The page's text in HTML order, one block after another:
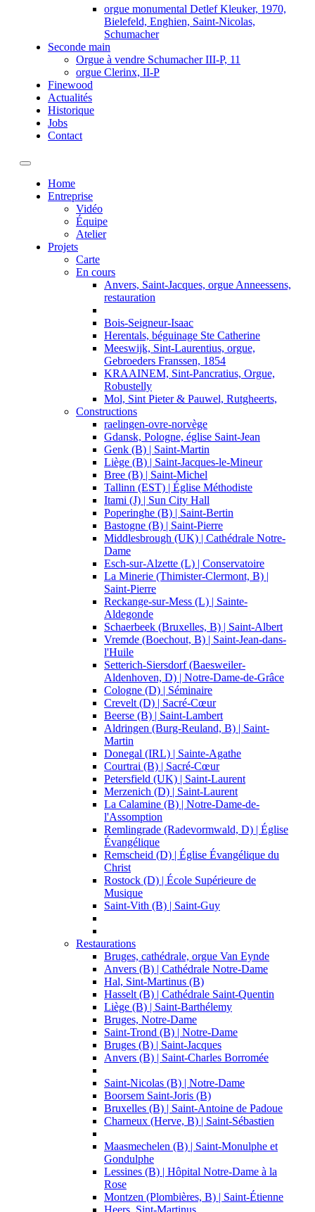
orgue monumental Detlef Kleuker, 1970,
Bielefeld, Enghien, Saint-Nicolas,
Schumacher
Seconde main
Orgue à vendre Schumacher III-P, 11
orgue Clerinx, II-P
Finewood
Actualités
Historique
Jobs
Contact
Toggle navigation
Home
Entreprise
Vidéo
Équipe
Atelier
Projets
Carte
En cours
Anvers, Saint-Jacques, orgue Anneessens,
restauration
Bois-Seigneur-Isaac
Herentals, béguinage Ste Catherine
Meeswijk, Sint-Laurentius, orgue,
Gebroeders Franssen, 1854
KRAAINEM, Sint-Pancratius, Orgue,
Robustelly
Mol, Sint Pieter & Pauwel, Rutgheerts,
Constructions
raelingen-ovre-norvège
Gdansk, Pologne, église Saint-Jean
Genk (B) | Saint-Martin
Liège (B) | Saint-Jacques-le-Mineur
Bree (B) | Saint-Michel
Tallinn (EST) | Église Méthodiste
Itami (J) | Sun City Hall
Poperinghe (B) | Saint-Bertin
Bastogne (B) | Saint-Pierre
Middlesbrough (UK) | Cathédrale Notre-
Dame
Esch-sur-Alzette (L) | Conservatoire
La Minerie (Thimister-Clermont, B) |
Saint-Pierre
Reckange-sur-Mess (L) | Sainte-
Aldegonde
Schaerbeek (Bruxelles, B) | Saint-Albert
Vremde (Boechout, B) | Saint-Jean-dans-
l'Huile
Setterich-Siersdorf (Baesweiler-
Aldenhoven, D) | Notre-Dame-de-Grâce
Cologne (D) | Séminaire
Crevelt (D) | Sacré-Cœur
Beerse (B) | Saint-Lambert
Aldringen (Burg-Reuland, B) | Saint-
Martin
Donegal (IRL) | Sainte-Agathe
Courtrai (B) | Sacré-Cœur
Petersfield (UK) | Saint-Laurent
Merzenich (D) | Saint-Laurent
La Calamine (B) | Notre-Dame-de-
l'Assomption
Remlingrade (Radevormwald, D) | Église
Évangélique
Remscheid (D) | Église Évangélique du
Christ
Rostock (D) | École Supérieure de
Musique
Saint-Vith (B) | Saint-Guy
Restaurations
Bruges, cathédrale, orgue Van Eynde
Anvers (B) | Cathédrale Notre-Dame
Hal, Sint-Martinus (B)
Hasselt (B) | Cathédrale Saint-Quentin
Liège (B) | Saint-Barthélemy
Bruges, Notre-Dame
Saint-Trond (B) | Notre-Dame
Bruges (B) | Saint-Jacques
Anvers (B) | Saint-Charles Borromée
Saint-Nicolas (B) | Notre-Dame
Boorsem Saint-Joris (B)
Bruxelles (B) | Saint-Antoine de Padoue
Charneux (Herve, B) | Saint-Sébastien
Maasmechelen (B) | Saint-Monulphe et
Gondulphe
Lessines (B) | Hôpital Notre-Dame à la
Rose
Montzen (Plombières, B) | Saint-Étienne
Heers, Sint-Martinus